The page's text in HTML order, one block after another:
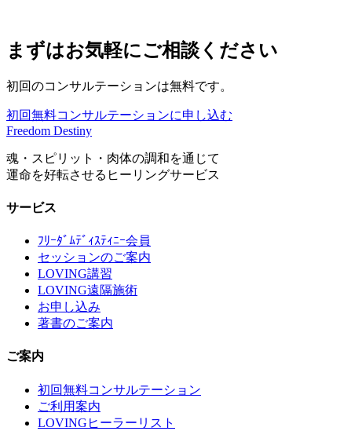
まずはお気軽にご相談ください
初回のコンサルテーションは無料です。
初回無料コンサルテーションに申し込む
Freedom Destiny
魂・スピリット・肉体の調和を通じて
運命を好転させるヒーリングサービス
サービス
ﾌﾘｰﾀﾞﾑﾃﾞｨｽﾃｨﾆｰ会員
セッションのご案内
LOVING講習
LOVING遠隔施術
お申し込み
著書のご案内
ご案内
初回無料コンサルテーション
ご利用案内
LOVINGヒーラーリスト